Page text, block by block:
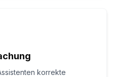
korrekte